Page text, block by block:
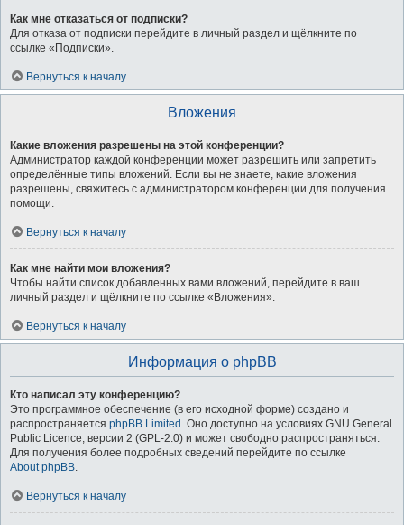
Как мне отказаться от подписки?
Для отказа от подписки перейдите в личный раздел и щёлкните по
ссылке «Подписки».
Вернуться к началу
Вложения
Какие вложения разрешены на этой конференции?
Администратор каждой конференции может разрешить или запретить
определённые типы вложений. Если вы не знаете, какие вложения
разрешены, свяжитесь с администратором конференции для получения
помощи.
Вернуться к началу
Как мне найти мои вложения?
Чтобы найти список добавленных вами вложений, перейдите в ваш
личный раздел и щёлкните по ссылке «Вложения».
Вернуться к началу
Информация о phpBB
Кто написал эту конференцию?
Это программное обеспечение (в его исходной форме) создано и
распространяется phpBB Limited . Оно доступно на условиях GNU General
Public Licence, версии 2 (GPL-2.0) и может свободно распространяться.
Для получения более подробных сведений перейдите по ссылке
About phpBB.
Вернуться к началу